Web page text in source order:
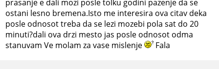
prasanje e dali mozi posle tolku godini pazenje da se
ostani lesno bremena.Isto me interesira ova citav deka
posle odnosot treba da se lezi mozebi pola sat do 20
minuti?dali ova drzi mesto jas posle odnosot odma
stanuvam Ve molam za vase mislenje
Fala